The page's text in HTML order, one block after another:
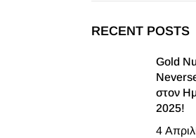
RECENT POSTS
Gold
στον
2025!
4